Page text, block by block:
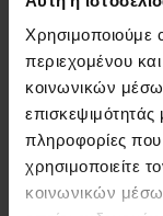
Χρησιμοποιούμε
περιεχομένου
κοινωνικών
πληροφορίες
χρησιμοποιείτε
κοινωνικών
e –
FespaC,
Drill,
Άρθρο
Έχετε
το σε εμάς